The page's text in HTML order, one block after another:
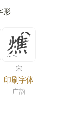
形
宋
印刷字体
广韵